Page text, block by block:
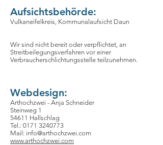
Aufsichtsbehörde:
Vulkaneifelkreis, Kommunalaufsicht Daun
Wir sind nicht bereit oder verpflichtet, an
Streitbeilegungsverfahren vor einer
Verbraucherschlichtungsstelle teilzunehmen.
Webdesign:
Arthochzwei - Anja Schneider
Steinweg 1
54611 Hallschlag
Tel.: 0171 3240773
Mail: info@arthochzwei.com
www.arthochzwei.com